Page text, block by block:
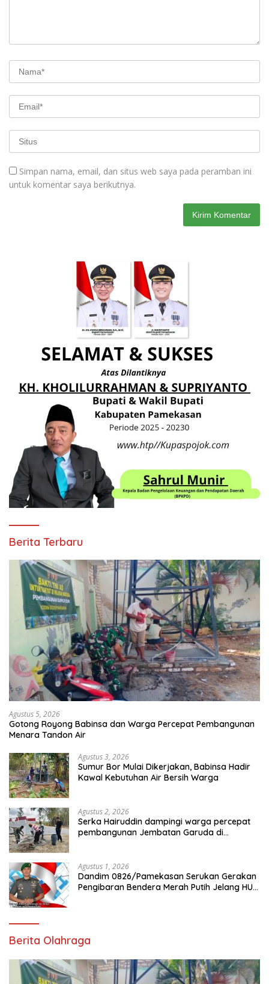
Simpan nama, email, dan situs web saya pada peramban ini
untuk komentar saya berikutnya.
Berita Terbaru
Agustus 5, 2026
Gotong Royong Babinsa dan Warga Percepat Pembangunan
Menara Tandon Air
Agustus 3, 2026
Sumur Bor Mulai Dikerjakan, Babinsa Hadir
Kawal Kebutuhan Air Bersih Warga
Agustus 2, 2026
Serka Hairuddin dampingi warga percepat
pembangunan Jembatan Garuda di
Agustus 1, 2026
Dandim 0826/Pamekasan Serukan Gerakan
Pengibaran Bendera Merah Putih Jelang HUT
Berita Olahraga